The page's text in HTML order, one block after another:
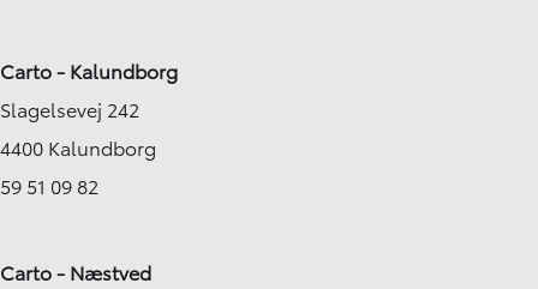
Carto - Kalundborg
Slagelsevej 242
4400 Kalundborg
59 51 09 82
Carto - Næstved